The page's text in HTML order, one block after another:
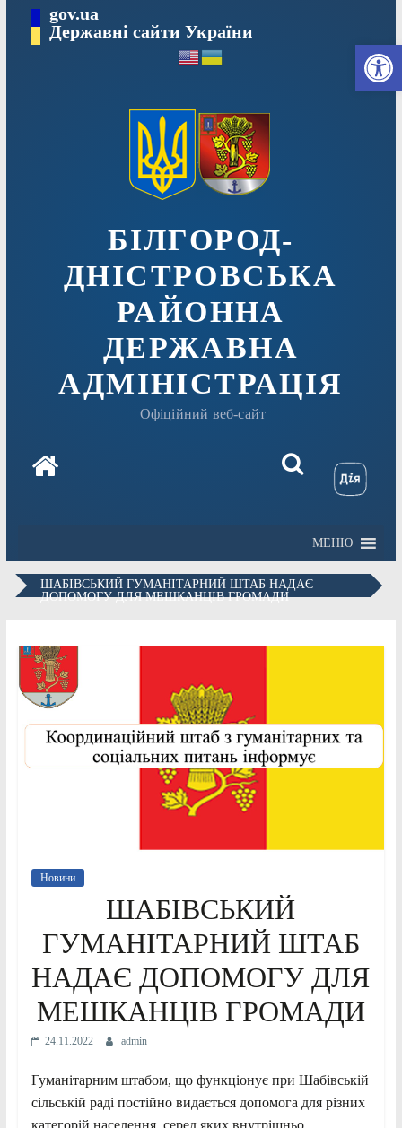
вмісту
gov.ua
Державні сайти України
БІЛГОРОД-
ДНІСТРОВСЬКА
РАЙОННА
ДЕРЖАВНА
АДМІНІСТРАЦІЯ
Офіційний веб-сайт
МЕНЮ
ШАБІВСЬКИЙ ГУМАНІТАРНИЙ ШТАБ НАДАЄ
ДОПОМОГУ ДЛЯ МЕШКАНЦІВ ГРОМАДИ
Новини
ШАБІВСЬКИЙ
ГУМАНІТАРНИЙ ШТАБ
НАДАЄ ДОПОМОГУ ДЛЯ
МЕШКАНЦІВ ГРОМАДИ
24.11.2022 admin
Гуманітарним штабом, що функціонує при Шабівській
сільській раді постійно видається допомога для різних